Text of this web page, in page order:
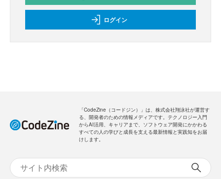
ログイン
「CodeZine（コードジン）」は、株式会社翔泳社が運営す
る、開発者のための情報メディアです。テクノロジー入門
からAI活用、キャリアまで、ソフトウェア開発にかかわる
すべての人の学びと成長を支える最新情報と実践知をお届
けします。